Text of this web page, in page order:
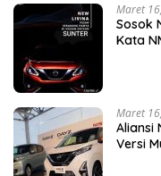
Maret
Sosok
Kata
Maret
Aliansi
Versi